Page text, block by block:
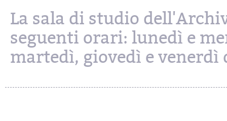
La sala di studio
seguenti orari: lunedì e
martedì, giovedì e venerdì